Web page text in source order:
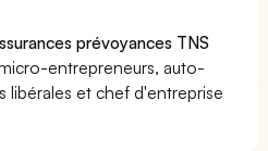
prévoyances TNS
entrepreneurs, auto-
libérales et chef d'entreprise